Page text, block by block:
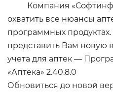
Компания
охватить все нюансы
программных
представить Вам
учета для аптек —
«Аптека» 2.40.8.0
Обновиться до новой